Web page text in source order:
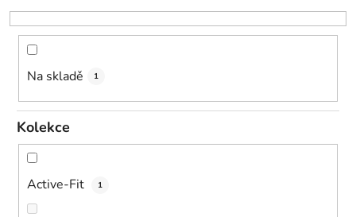
k
t
Na skladě 1
Kolekce
Active-Fit 1